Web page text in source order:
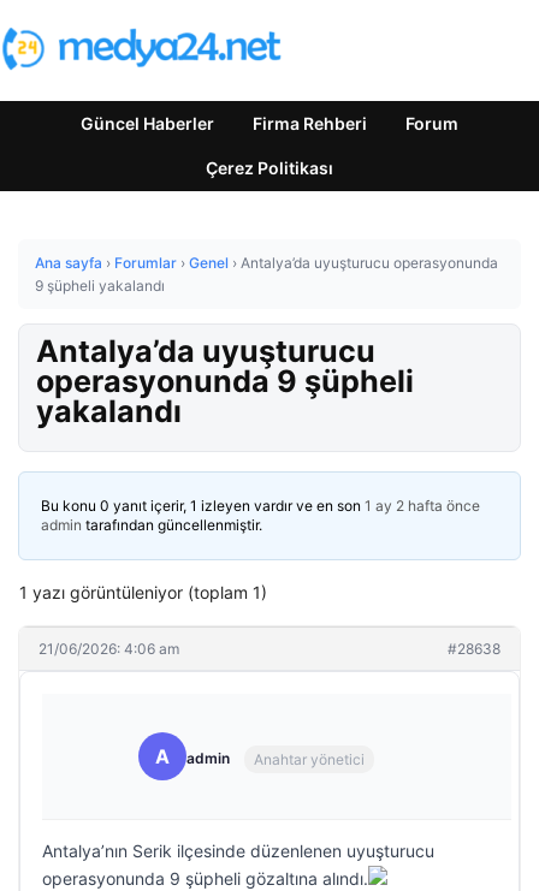
Güncel Haberler Firma Rehberi Forum
Çerez Politikası
Ana sayfa › Forumlar › Genel › Antalya’da uyuşturucu operasyonunda
9 şüpheli yakalandı
Antalya’da uyuşturucu
operasyonunda 9 şüpheli
yakalandı
Bu konu 0 yanıt içerir, 1 izleyen vardır ve en son 1 ay 2 hafta önce
admin tarafından güncellenmiştir.
1 yazı görüntüleniyor (toplam 1)
21/06/2026: 4:06 am #28638
A admin Anahtar yönetici
Antalya’nın Serik ilçesinde düzenlenen uyuşturucu
operasyonunda 9 şüpheli gözaltına alındı.